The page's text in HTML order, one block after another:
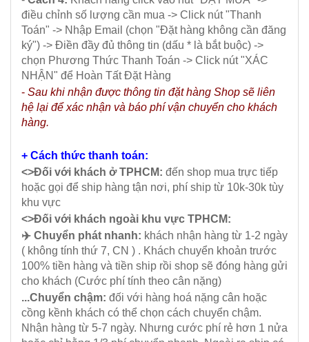
điều chỉnh số lượng cần mua -> Click nút "Thanh
Toán" -> Nhập Email (chọn "Đặt hàng không cần đăng
ký") -> Điền đầy đủ thông tin (dấu * là bắt buộc) ->
chọn Phương Thức Thanh Toán -> Click nút "XÁC
NHẬN" để Hoàn Tất Đặt Hàng
- Sau khi nhận được thông tin đặt hàng Shop sẽ liên
hệ lại để xác nhận và báo phí vận chuyển cho khách
hàng.
+ Cách thức thanh toán:
<>Đối với khách ở TPHCM: đến shop mua trực tiếp
hoặc gọi để ship hàng tận nơi, phí ship từ 10k-30k tùy
khu vực
<>Đối với khách ngoài khu vực TPHCM:
✈️ Chuyển phát nhanh: khách nhận hàng từ 1-2 ngày
( không tính thứ 7, CN ) . Khách chuyển khoản trước
100% tiền hàng và tiền ship rồi shop sẽ đóng hàng gửi
cho khách (Cước phí tính theo cân nặng)
...Chuyển chậm: đối với hàng hoá nặng cân hoặc
cồng kềnh khách có thể chọn cách chuyển chậm.
Nhận hàng từ 5-7 ngày. Nhưng cước phí rẻ hơn 1 nửa